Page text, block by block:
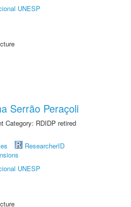
UNESP
Serrão Peraçoli
Category: RDIDP retired
ResearcherID
UNESP